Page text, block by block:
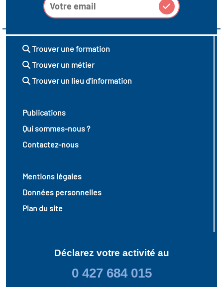
Trouver une formation
Trouver un métier
Trouver un lieu d'information
Publications
Qui sommes-nous ?
Contactez-nous
Mentions légales
Données personnelles
Plan du site
Déclarez votre activité au
0 427 684 015